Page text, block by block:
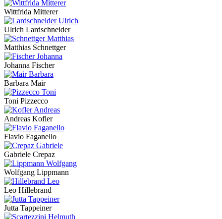
Wittfrida Mitterer
Ulrich Lardschneider
Matthias Schnettger
Johanna Fischer
Barbara Mair
Toni Pizzecco
Andreas Kofler
Flavio Faganello
Gabriele Crepaz
Wolfgang Lippmann
Leo Hillebrand
Jutta Tappeiner